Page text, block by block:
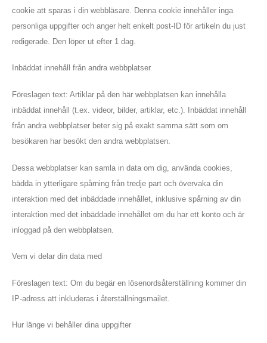
cookie att sparas i din webbläsare. Denna cookie innehåller inga
personliga uppgifter och anger helt enkelt post-ID för artikeln du just
redigerade. Den löper ut efter 1 dag.
Inbäddat innehåll från andra webbplatser
Föreslagen text: Artiklar på den här webbplatsen kan innehålla
inbäddat innehåll (t.ex. videor, bilder, artiklar, etc.). Inbäddat innehåll
från andra webbplatser beter sig på exakt samma sätt som om
besökaren har besökt den andra webbplatsen.
Dessa webbplatser kan samla in data om dig, använda cookies,
bädda in ytterligare spårning från tredje part och övervaka din
interaktion med det inbäddade innehållet, inklusive spårning av din
interaktion med det inbäddade innehållet om du har ett konto och är
inloggad på den webbplatsen.
Vem vi delar din data med
Föreslagen text: Om du begär en lösenordsåterställning kommer din
IP-adress att inkluderas i återställningsmailet.
Hur länge vi behåller dina uppgifter
Göteborgsvägen 3
443 30 Lerum